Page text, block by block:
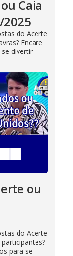
Caia
2025
do Acerte
Encare
divertir
ou
do Acerte
para se